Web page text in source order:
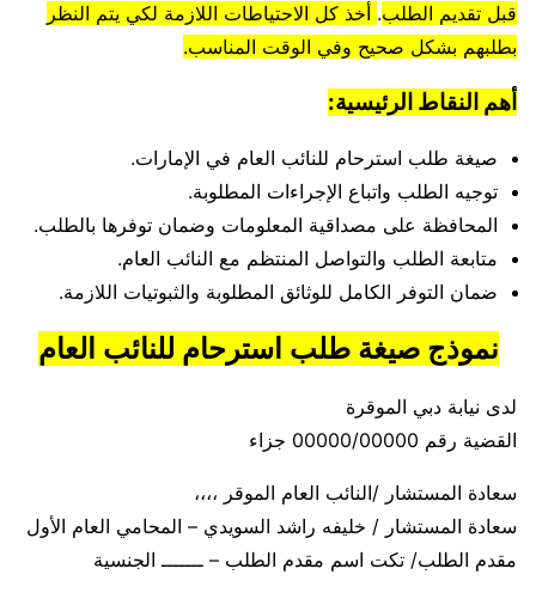
قبل تقديم الطلب. أخذ كل الاحتياطات اللازمة لكي يتم النظر
بطلبهم بشكل صحيح وفي الوقت المناسب.
أهم النقاط الرئيسية:
صيغة طلب استرحام للنائب العام في الإمارات.
توجيه الطلب واتباع الإجراءات المطلوبة.
المحافظة على مصداقية المعلومات وضمان توفرها بالطلب.
متابعة الطلب والتواصل المنتظم مع النائب العام.
ضمان التوفر الكامل للوثائق المطلوبة والثبوتيات اللازمة.
نموذج صيغة طلب استرحام للنائب العام
لدى نيابة دبي الموقرة
القضية رقم 00000/00000 جزاء
سعادة المستشار /النائب العام الموقر ،،،،
سعادة المستشار / خليفه راشد السويدي – المحامي العام الأول
مقدم الطلب/ تكت اسم مقدم الطلب – ـــــــ الجنسية